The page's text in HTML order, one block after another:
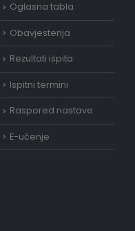
Oglasna tabla
Obavjestenja
Rezultati ispita
Ispitni termini
Raspored nastave
E-učenje